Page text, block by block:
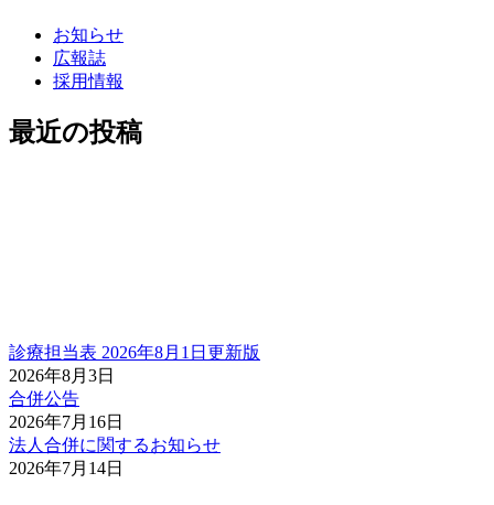
お知らせ
広報誌
採用情報
最近の投稿
診療担当表 2026年8月1日更新版
2026年8月3日
合併公告
2026年7月16日
法人合併に関するお知らせ
2026年7月14日